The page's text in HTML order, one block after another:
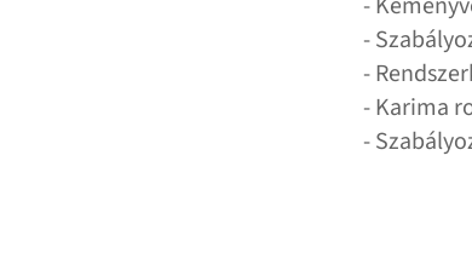
-
-
- Karima
-